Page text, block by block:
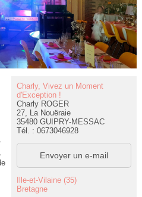
Charly, Vivez un Moment
d'Exception !
Charly ROGER
27, La Nouëraie
35480 GUIPRY-MESSAC
Tél. : 0673046928
Envoyer un e-mail
Ille-et-Vilaine (35)
Bretagne